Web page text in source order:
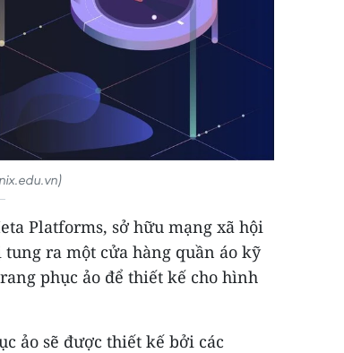
Platforms, sở hữu mạng xã hội
ra một cửa hàng quần áo kỹ
phục ảo để thiết kế cho hình
ảo sẽ được thiết kế bởi các